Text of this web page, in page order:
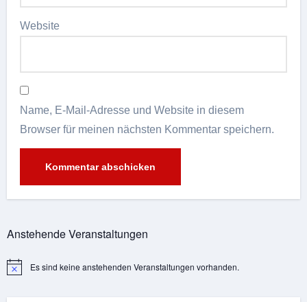
Website
Name, E-Mail-Adresse und Website in diesem
Browser für meinen nächsten Kommentar speichern.
Anstehende Veranstaltungen
HinweisEs sind keine anstehenden Veranstaltungen vorhanden.